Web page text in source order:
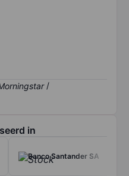
/
in
Banco Santander SA